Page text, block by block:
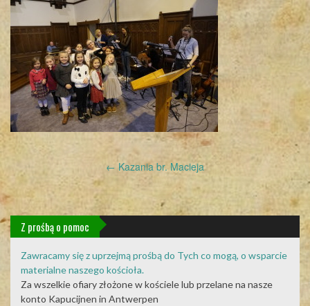
Post
navigation
← Kazania br. Macieja
Z prośbą o pomoc
Zawracamy się z uprzejmą prośbą do Tych co mogą, o wsparcie
materialne naszego kościoła.
Za wszelkie ofiary złożone w kościele lub przelane na nasze
konto Kapucijnen in Antwerpen